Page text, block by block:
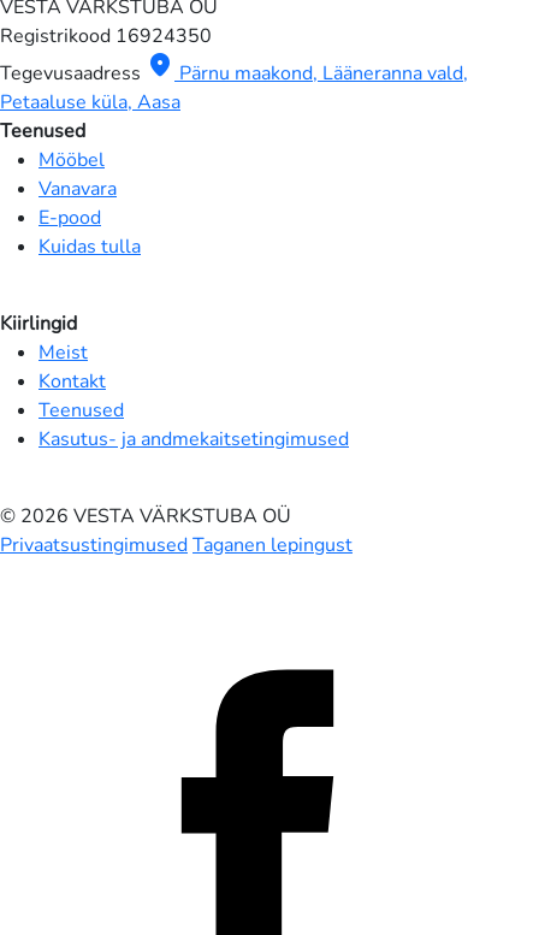
VESTA VÄRKSTUBA OÜ
Registrikood 16924350
Tegevusaadress location_on Pärnu maakond, Lääneranna vald,
Petaaluse küla, Aasa
Teenused
Mööbel
Vanavara
E-pood
Kuidas tulla
Kiirlingid
Meist
Kontakt
Teenused
Kasutus- ja andmekaitsetingimused
© 2026 VESTA VÄRKSTUBA OÜ
PrivaatsustingimusedTaganen lepingust